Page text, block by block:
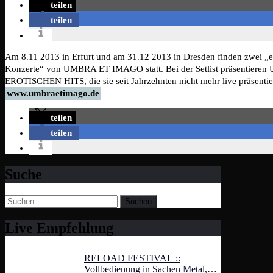
teilen
teilen
Am 8.11 2013 in Erfurt und am 31.12 2013 in Dresden finden zwei
Konzerte“ von UMBRA ET IMAGO statt. Bei der Setlist
EROTISCHEN HITS, die sie seit Jahrzehnten nicht mehr live
www.umbraetimago.de
teilen
teilen
Suche
Suchen
nach:
Live Empfehlung
RELOAD FESTIVAL ::
Vollbedienung in Sachen Metal,